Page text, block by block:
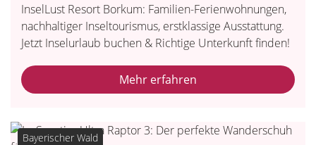
InselLust Resort Borkum: Familien-Ferienwohnungen,
nachhaltiger Inseltourismus, erstklassige Ausstattung.
Jetzt Inselurlaub buchen & Richtige Unterkunft finden!
Mehr erfahren
Bayerischer Wald